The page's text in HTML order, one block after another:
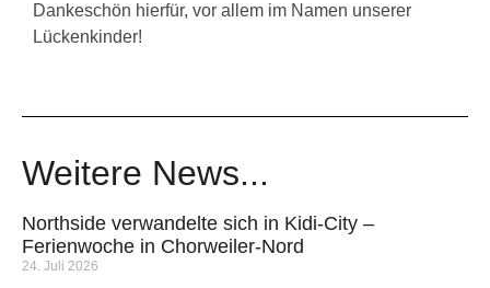
Dankeschön hierfür, vor allem im Namen unserer
Lückenkinder!
Weitere News...
Northside verwandelte sich in Kidi-City –
Ferienwoche in Chorweiler-Nord
24. Juli 2026